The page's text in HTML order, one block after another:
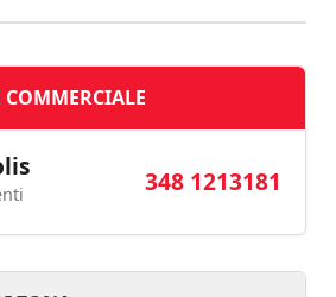
COMMERCIALE
348 1213181